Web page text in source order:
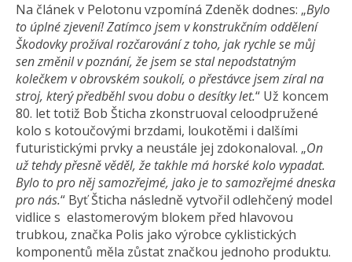
Na článek v Pelotonu vzpomíná Zdeněk dodnes: „Bylo
to úplné zjevení! Zatímco jsem v konstrukčním oddělení
Škodovky prožíval rozčarování z toho, jak rychle se můj
sen změnil v poznání, že jsem se stal nepodstatným
kolečkem v obrovském soukolí, o přestávce jsem zíral na
stroj, který předběhl svou dobu o desítky let.“ Už koncem
80. let totiž Bob Šticha zkonstruoval celoodpružené
kolo s kotoučovými brzdami, loukotěmi i dalšími
futuristickými prvky a neustále jej zdokonaloval. „On
už tehdy přesně věděl, že takhle má horské kolo vypadat.
Bylo to pro něj samozřejmé, jako je to samozřejmé dneska
pro nás.“ Byť Šticha následně vytvořil odlehčený model
vidlice s elastomerovým blokem před hlavovou
trubkou, značka Polis jako výrobce cyklistických
komponentů měla zůstat značkou jednoho produktu.